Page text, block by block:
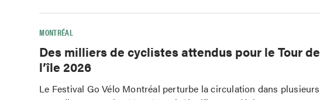
MONTRÉAL
Des milliers de cyclistes attendus pour le Tour de
l’île 2026
Le Festival Go Vélo Montréal perturbe la circulation dans plusieurs